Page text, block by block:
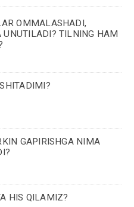
OMMALASHADI,
UNUTILADI? TILNING HAM
GAPIRISHGA NIMA
HIS QILAMIZ?